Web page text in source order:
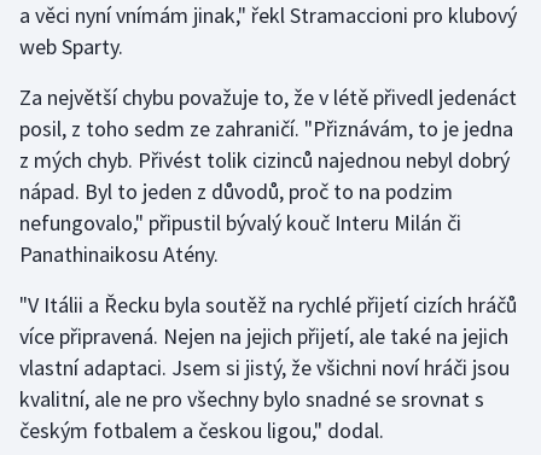
Jezdectví
Judo
Krasobruslení
Lezení
Lyže a snowboard
Moderní pětiboj
Motorsport
Olympijské hry
a věci nyní vnímám jinak," řekl Stramaccioni pro klubový
web Sparty.
Za největší chybu považuje to, že v létě přivedl jedenáct
posil, z toho sedm ze zahraničí. "Přiznávám, to je jedna
z mých chyb. Přivést tolik cizinců najednou nebyl dobrý
nápad. Byl to jeden z důvodů, proč to na podzim
nefungovalo," připustil bývalý kouč Interu Milán či
Panathinaikosu Atény.
"V Itálii a Řecku byla soutěž na rychlé přijetí cizích hráčů
více připravená. Nejen na jejich přijetí, ale také na jejich
vlastní adaptaci. Jsem si jistý, že všichni noví hráči jsou
kvalitní, ale ne pro všechny bylo snadné se srovnat s
českým fotbalem a českou ligou," dodal.